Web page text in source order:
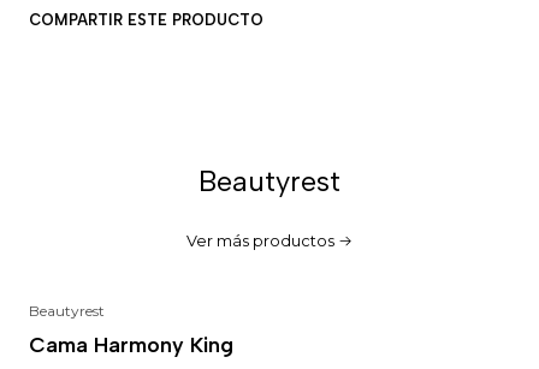
d
COMPARTIR ESTE PRODUCTO
Beautyrest
Ver más productos
Beautyrest
Cama Harmony King